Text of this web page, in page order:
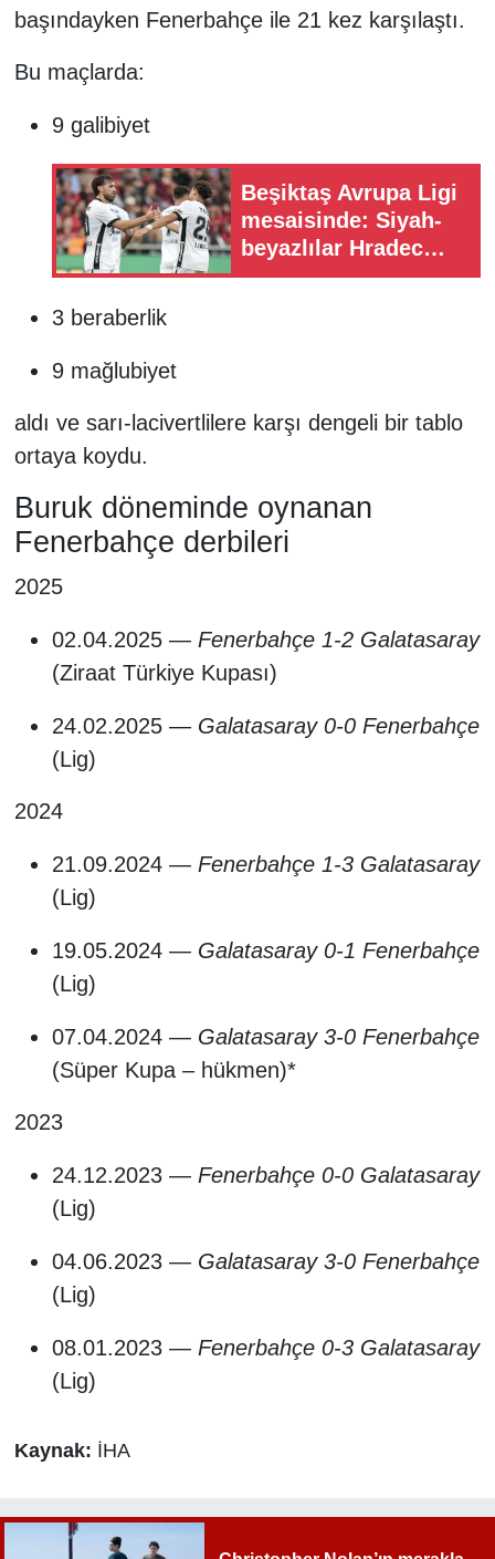
başındayken Fenerbahçe ile 21 kez karşılaştı.
Bu maçlarda:
9 galibiyet
Beşiktaş Avrupa Ligi
mesaisinde: Siyah-
beyazlılar Hradec
Kralove
3 beraberlik
9 mağlubiyet
aldı ve sarı-lacivertlilere karşı dengeli bir tablo
ortaya koydu.
Buruk döneminde oynanan
Fenerbahçe derbileri
2025
02.04.2025 — Fenerbahçe 1-2 Galatasaray
(Ziraat Türkiye Kupası)
24.02.2025 — Galatasaray 0-0 Fenerbahçe
(Lig)
2024
21.09.2024 — Fenerbahçe 1-3 Galatasaray
(Lig)
19.05.2024 — Galatasaray 0-1 Fenerbahçe
(Lig)
07.04.2024 — Galatasaray 3-0 Fenerbahçe
(Süper Kupa – hükmen)*
2023
24.12.2023 — Fenerbahçe 0-0 Galatasaray
(Lig)
04.06.2023 — Galatasaray 3-0 Fenerbahçe
(Lig)
08.01.2023 — Fenerbahçe 0-3 Galatasaray
(Lig)
Kaynak: İHA